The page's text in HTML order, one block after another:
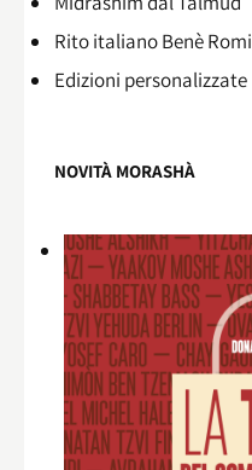
Rito italiano Benè Romi​
Edizioni personalizzate
NOVITÀ MORASHÀ